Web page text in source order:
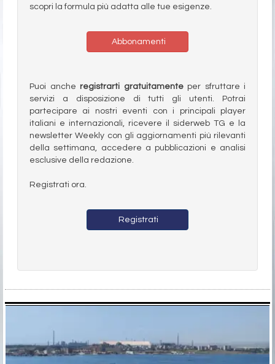
scopri la formula più adatta alle tue esigenze.
Abbonamenti
Puoi anche registrarti gratuitamenteper sfruttare i
servizi a disposizione di tutti gli utenti. Potrai
partecipare ai nostri eventi con i principali player
italiani e internazionali, ricevere il siderweb TG e la
newsletter Weekly con gli aggiornamenti più rilevanti
della settimana, accedere a pubblicazioni e analisi
esclusive della redazione.
Registrati ora.
Registrati